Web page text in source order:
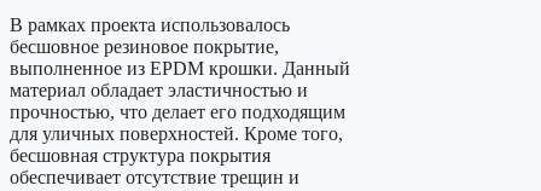
В рамках проекта использовалось
бесшовное резиновое покрытие,
выполненное из EPDM крошки. Данный
материал обладает эластичностью и
прочностью, что делает его подходящим
для уличных поверхностей. Кроме того,
бесшовная структура покрытия
обеспечивает отсутствие трещин и